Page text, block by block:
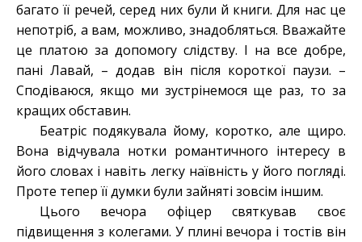
багато її речей, серед них були й книги. Для нас це
непотріб, а вам, можливо, знадобляться. Вважайте
це платою за допомогу слідству. І на все добре,
пані Лавай, – додав він після короткої паузи. –
Сподіваюся, якщо ми зустрінемося ще раз, то за
кращих обставин.
Беатріс подякувала йому, коротко, але щиро.
Вона відчувала нотки романтичного інтересу в
його словах і навіть легку наївність у його погляді.
Проте тепер її думки були зайняті зовсім іншим.
Цього вечора офіцер святкував своє
підвищення з колегами. У плині вечора і тостів він